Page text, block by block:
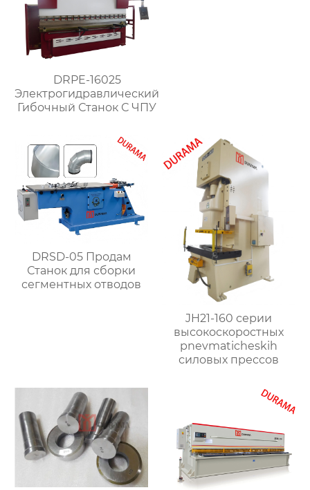
DRPE-16025
Электрогидравлический
Гибочный Станок С ЧПУ
DRSD-05 Продам
Станок для сборки
сегментных отводов
JH21-160 серии
высокоскоростных
pnevmaticheskih
силовых прессов